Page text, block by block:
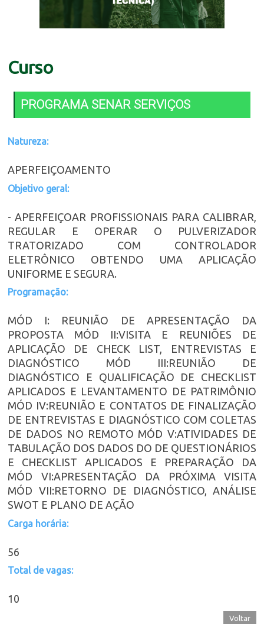
Curso
PROGRAMA SENAR SERVIÇOS
Natureza:
APERFEIÇOAMENTO
Objetivo geral:
- APERFEIÇOAR PROFISSIONAIS PARA CALIBRAR,
REGULAR E OPERAR O PULVERIZADOR
TRATORIZADO COM CONTROLADOR
ELETRÔNICO OBTENDO UMA APLICAÇÃO
UNIFORME E SEGURA.
Programação:
MÓD I: REUNIÃO DE APRESENTAÇÃO DA
PROPOSTA MÓD II:VISITA E REUNIÕES DE
APLICAÇÃO DE CHECK LIST, ENTREVISTAS E
DIAGNÓSTICO MÓD III:REUNIÃO DE
DIAGNÓSTICO E QUALIFICAÇÃO DE CHECKLIST
APLICADOS E LEVANTAMENTO DE PATRIMÔNIO
MÓD IV:REUNIÃO E CONTATOS DE FINALIZAÇÃO
DE ENTREVISTAS E DIAGNÓSTICO COM COLETAS
DE DADOS NO REMOTO MÓD V:ATIVIDADES DE
TABULAÇÃO DOS DADOS DO DE QUESTIONÁRIOS
E CHECKLIST APLICADOS E PREPARAÇÃO DA
MÓD VI:APRESENTAÇÃO DA PRÓXIMA VISITA
MÓD VII:RETORNO DE DIAGNÓSTICO, ANÁLISE
SWOT E PLANO DE AÇÃO
Carga horária:
56
Total de vagas:
10
Voltar